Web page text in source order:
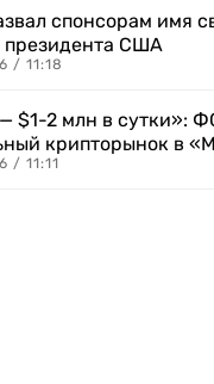
спонсорам имя
президента США
/ 11:18
$1-2 млн в сутки»:
крипторынок в
/ 11:11